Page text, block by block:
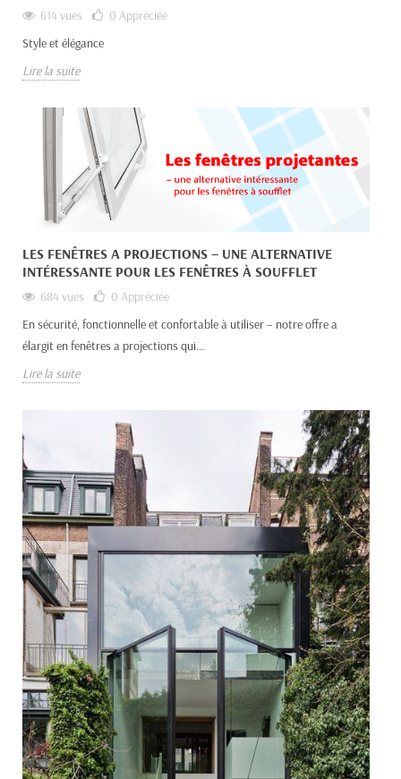
614 vues 0 Appréciée
Style et élégance
Lire la suite
LES FENÊTRES A PROJECTIONS – UNE ALTERNATIVE
INTÉRESSANTE POUR LES FENÊTRES À SOUFFLET
684 vues 0 Appréciée
En sécurité, fonctionnelle et confortable à utiliser – notre offre a
élargit en fenêtres a projections qui...
Lire la suite